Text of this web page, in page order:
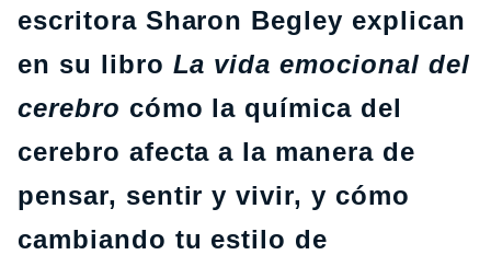
escritora Sharon Begley explican
en su libro La vida emocional del
cerebro cómo la química del
cerebro afecta a la manera de
pensar, sentir y vivir, y cómo
cambiando tu estilo de